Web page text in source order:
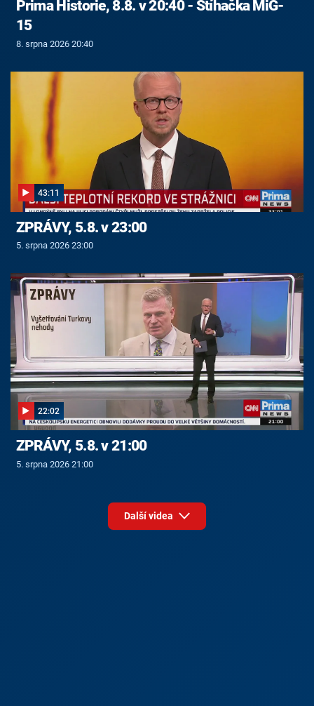
Prima Historie, 8.8. v 20:40 - Stíhačka MiG-
15
8. srpna 2026 20:40
43:11
ZPRÁVY, 5.8. v 23:00
5. srpna 2026 23:00
22:02
ZPRÁVY, 5.8. v 21:00
5. srpna 2026 21:00
Další videa